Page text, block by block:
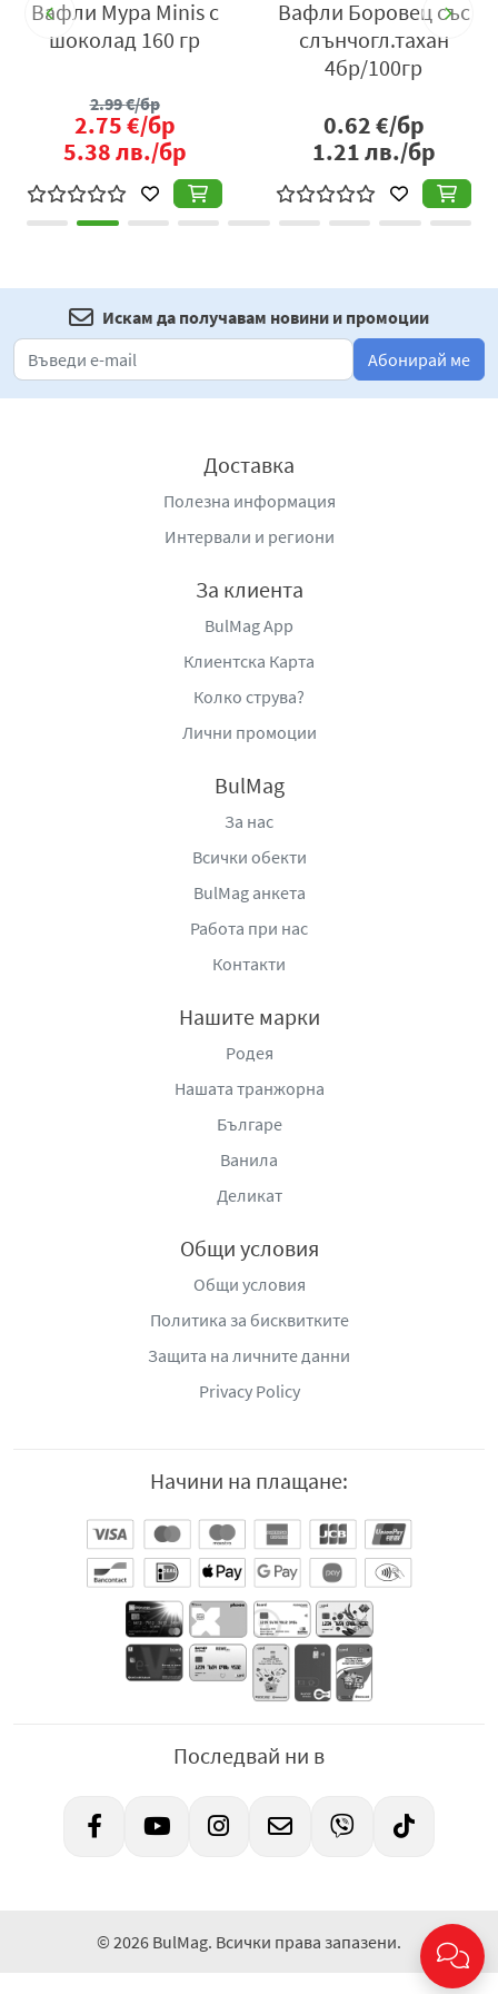
Производител : „Димаго 1“ ООД, гр. Горна Оряховица,
ул. „Свети Княз Борис I“ №19б, тел.: 0882 566 233; от
„Анимекс 98“ ЕООД, гр. София; e-mail:
dimago1ood@gmail.com
Вафли Мура Minis с
шоколад 160 гр
2.99€/бр
2.75€/бр
5.38лв./бр
Вафли Боровец със
слънчогл.тахан
4бр/100гр
0.62€/бр
1.21лв./бр
Искам да получавам новини и промоции
Абонирай ме
Доставка
Полезна информация
Интервали и региони
За клиента
BulMag App
Клиентска Карта
Колко струва?
Лични промоции
BulMag
За нас
Всички обекти
BulMag анкета
Работа при нас
Контакти
Нашите марки
Родея
Нашата транжорна
Българе
Ванила
Деликат
Общи условия
Общи условия
Политика за бисквитките
Защита на личните данни
Privacy Policy
Начини на плащане:
Последвай ни в
© 2026 BulMag. Всички права запазени.